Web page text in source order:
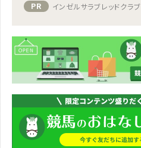
PR インゼルサラブレッドクラブ